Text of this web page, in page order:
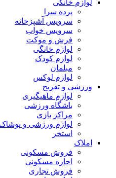
لوازم خانگی
پرده سرا
سرویس آشپزخانه
سرویس خواب
فرش و موکت
لوازم خانگی
لوازم کودک
مبلمان
لوازم لوکس
ورزشی و تفریح
لوازم ماهیگیری
باشگاه ورزشی
مراکز بازی
لوازم ورزشی و پوشاک
استخر
املاک
فروش مسکونی
اجاره مسکونی
فروش تجاری